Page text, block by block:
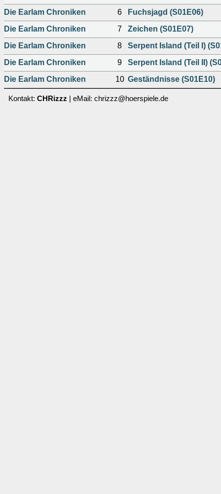
Die Earlam Chroniken
6
Fuchsjagd (S01E06)
Die Earlam Chroniken
7
Zeichen (S01E07)
Die Earlam Chroniken
8
Serpent Island (Teil I)
Die Earlam Chroniken
9
Serpent Island (Teil II)
Die Earlam Chroniken
10 Geständnisse (S01E10)
Kontakt: CHRizzz | eMail: chrizzz@hoerspiele.de